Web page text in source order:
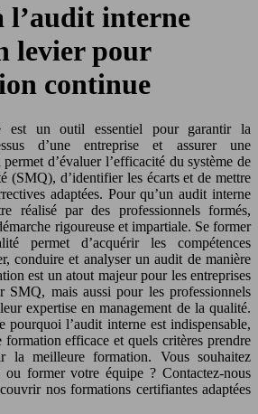
l’audit interne
levier pour
continue
d’une entreprise et assurer une
d’évaluer l’efficacité du système de
(SMQ), d’identifier les écarts et de mettre
adaptées. Pour qu’un audit interne
réalisé par des professionnels formés,
rigoureuse et impartiale. Se former
permet d’acquérir les compétences
conduire et analyser un audit de manière
est un atout majeur pour les entreprises
SMQ, mais aussi pour les professionnels
expertise en management de la qualité.
pourquoi l’audit interne est indispensable,
formation efficace et quels critères prendre
la meilleure formation. Vous souhaitez
ou former votre équipe ? Contactez-nous
nos formations certifiantes adaptées